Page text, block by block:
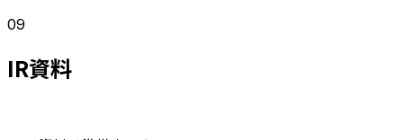
09
IR資料